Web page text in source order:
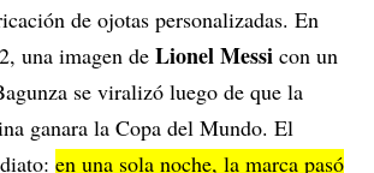
de ojotas personalizadas. En
una imagen de Lionel Messi con un
se viralizó luego de que la
ganara la Copa del Mundo. El
en una sola noche, la marca pasó